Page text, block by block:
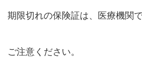
期限切れの保険証は、医療機関
ご注意ください。